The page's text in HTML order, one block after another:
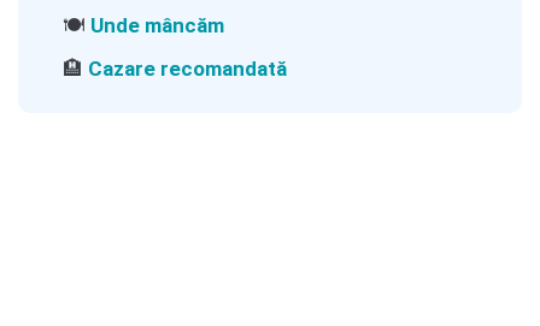
🍽️ Unde mâncăm
🏨 Cazare recomandată